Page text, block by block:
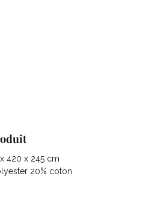
420 x 245 cm
20% coton